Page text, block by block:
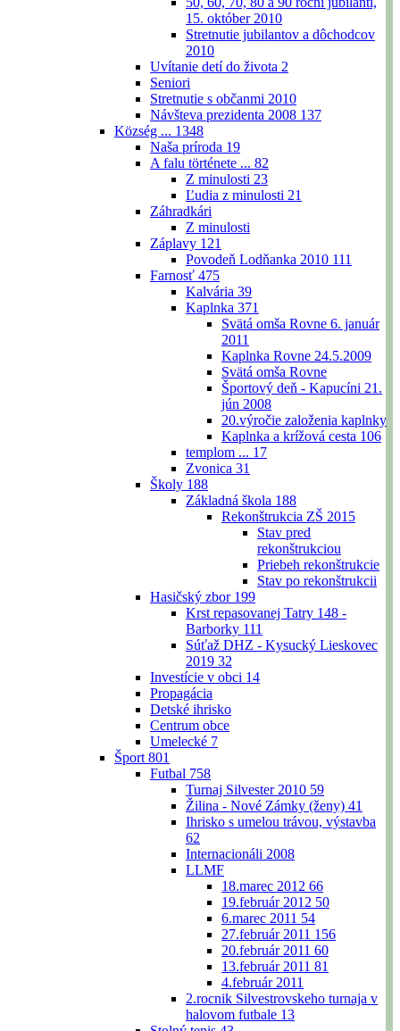
15. október 2010
Stretnutie jubilantov a dôchodcov
2010
Uvítanie detí do života 2
Seniori
Stretnutie s občanmi 2010
Návšteva prezidenta 2008 137
Község ... 1348
Naša príroda 19
A falu története ... 82
Z minulosti 23
Ľudia z minulosti 21
Záhradkári
Z minulosti
Záplavy 121
Povodeň Lodňanka 2010 111
Farnosť 475
Kalvária 39
Kaplnka 371
Svätá omša Rovne 6. január
2011
Kaplnka Rovne 24.5.2009
Svätá omša Rovne
Športový deň - Kapucíni 21.
jún 2008
20.výročie založenia kaplnky
Kaplnka a krížová cesta 106
templom ... 17
Zvonica 31
Školy 188
Základná škola 188
Rekonštrukcia ZŠ 2015
Stav pred
rekonštrukciou
Priebeh rekonštrukcie
Stav po rekonštrukcii
Hasičský zbor 199
Krst repasovanej Tatry 148 -
Barborky 111
Súťaž DHZ - Kysucký Lieskovec
2019 32
Investície v obci 14
Propagácia
Detské ihrisko
Centrum obce
Umelecké 7
Šport 801
Futbal 758
Turnaj Silvester 2010 59
Žilina - Nové Zámky (ženy) 41
Ihrisko s umelou trávou, výstavba
62
Internacionáli 2008
LLMF
18.marec 2012 66
19.február 2012 50
6.marec 2011 54
27.február 2011 156
20.február 2011 60
13.február 2011 81
4.február 2011
2.rocnik Silvestrovskeho turnaja v
halovom futbale 13